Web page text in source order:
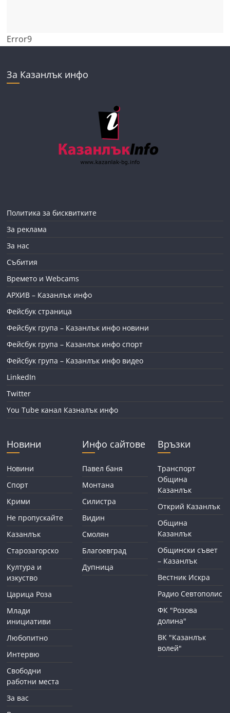
Error9
За Казанлък инфо
Политика за бисквитките
За реклама
За нас
Събития
Времето и Webcams
АРХИВ – Казанлък инфо
Фейсбук страница
Фейсбук група – Казанлък инфо новини
Фейсбук група – Казанлък инфо спорт
Фейсбук група – Казанлък инфо видео
LinkedIn
Twitter
You Tube канал Казналък инфо
Новини
Новини
Спорт
Крими
Не пропускайте
Казанлък
Старозагорско
Култура и
изкуство
Царица Роза
Млади
инициативи
Любопитно
Интервю
Свободни
работни места
За вас
Инфо сайтове
Павел баня
Монтана
Силистра
Видин
Смолян
Благоевград
Дупница
Връзки
Транспорт
Община
Казанлък
Открий Казанлък
Община
Казанлък
Общински съвет
– Казанлък
Вестник Искра
Радио Севтополис
ФК "Розова
долина"
ВК "Казанлък
волей"